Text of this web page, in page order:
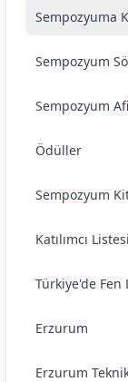
Sempozyuma
Sempozyum
Sempozyum
Ödüller
Sempozyum
Katılımcı Listesi
Türkiye'de Fen
Erzurum
Erzurum